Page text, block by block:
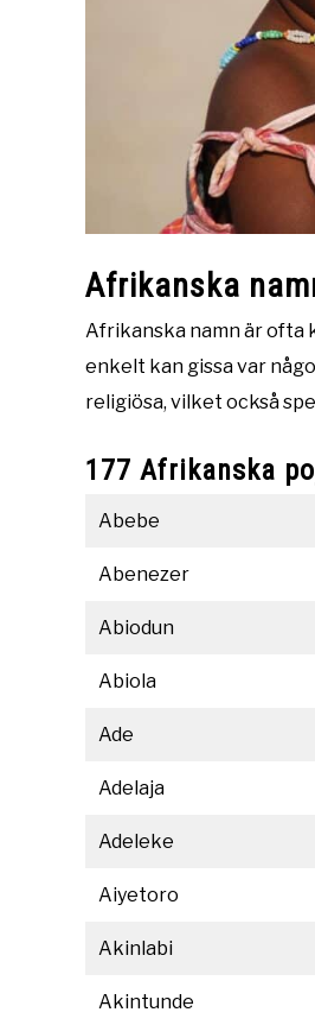
Afrikanska
Afrikanska namn är ofta
enkelt kan gissa var
religiösa, vilket också
177 Afrikanska
Abebe
Abenezer
Abiodun
Abiola
Ade
Adelaja
Adeleke
Aiyetoro
Akinlabi
Akintunde